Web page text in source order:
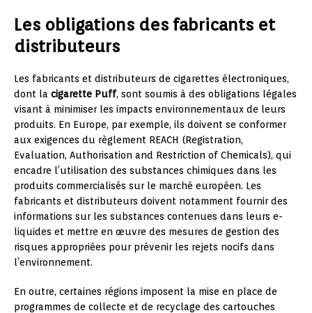
Les obligations des fabricants et
distributeurs
Les fabricants et distributeurs de cigarettes électroniques,
dont la cigarette Puff, sont soumis à des obligations légales
visant à minimiser les impacts environnementaux de leurs
produits. En Europe, par exemple, ils doivent se conformer
aux exigences du règlement REACH (Registration,
Evaluation, Authorisation and Restriction of Chemicals), qui
encadre l’utilisation des substances chimiques dans les
produits commercialisés sur le marché européen. Les
fabricants et distributeurs doivent notamment fournir des
informations sur les substances contenues dans leurs e-
liquides et mettre en œuvre des mesures de gestion des
risques appropriées pour prévenir les rejets nocifs dans
l’environnement.
En outre, certaines régions imposent la mise en place de
programmes de collecte et de recyclage des cartouches